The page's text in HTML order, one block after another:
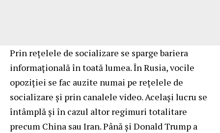
Prin rețelele de socializare se sparge bariera
informațională în toată lumea. În Rusia, vocile
opoziției se fac auzite numai pe rețelele de
socializare și prin canalele video. Același lucru se
întâmplă și în cazul altor regimuri totalitare
precum China sau Iran. Până și Donald Trump a